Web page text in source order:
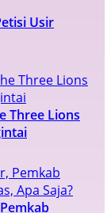
Usir
Three Lions